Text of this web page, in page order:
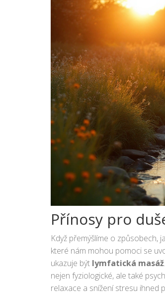
Přínosy pro
Když přemýšlíme o způsobech,
které nám mohou pomoci se
ukazuje být lymfatická masáž
nejen fyziologické, ale také
relaxace a snížení stresu ihned